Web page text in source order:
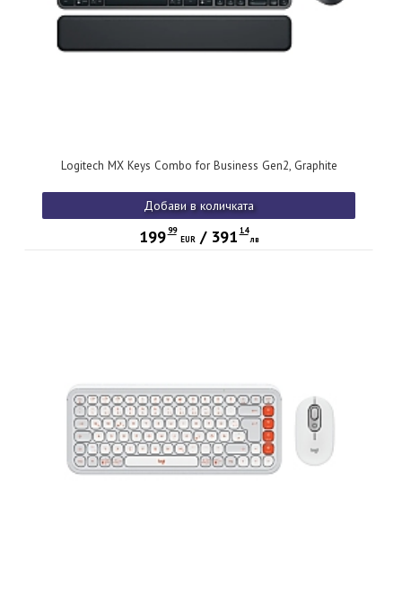
Logitech MX Keys Combo for Business Gen2, Graphite
Добави в количката
199 99
EUR/ 391 14
лв